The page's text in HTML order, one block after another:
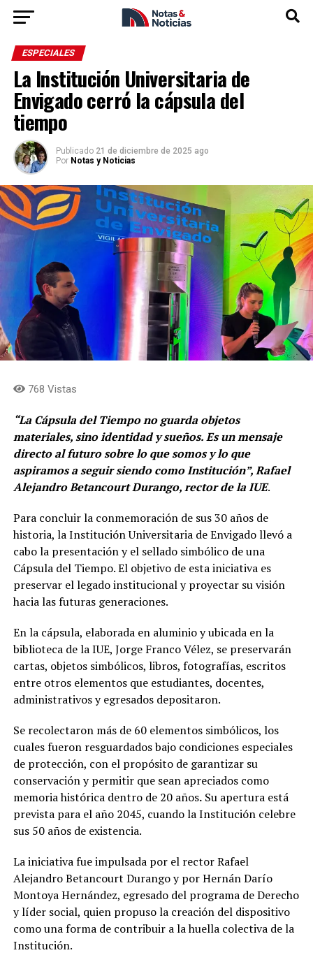
ESPECIALES
La Institución Universitaria de
Envigado cerró la cápsula del
tiempo
Publicado 21 de diciembre de 2025 ago
Por Notas y Noticias
768 Vistas
“La Cápsula del Tiempo no guarda objetos
materiales, sino identidad y sueños. Es un mensaje
directo al futuro sobre lo que somos y lo que
aspiramos a seguir siendo como Institución”, Rafael
Alejandro Betancourt Durango, rector de la IUE.
Para concluir la conmemoración de sus 30 años de
historia, la Institución Universitaria de Envigado llevó a
cabo la presentación y el sellado simbólico de una
Cápsula del Tiempo. El objetivo de esta iniciativa es
preservar el legado institucional y proyectar su visión
hacia las futuras generaciones.
En la cápsula, elaborada en aluminio y ubicada en la
biblioteca de la IUE, Jorge Franco Vélez, se preservarán
cartas, objetos simbólicos, libros, fotografías, escritos
entre otros elementos que estudiantes, docentes,
administrativos y egresados depositaron.
Se recolectaron más de 60 elementos simbólicos, los
cuales fueron resguardados bajo condiciones especiales
de protección, con el propósito de garantizar su
conservación y permitir que sean apreciados como
memoria histórica dentro de 20 años.Su apertura está
prevista para el año 2045, cuando la Institución celebre
sus 50 años de existencia.
La iniciativa fue impulsada por el rector Rafael
Alejandro Betancourt Durango y por Hernán Darío
Montoya Hernández, egresado del programa de Derecho
y líder social, quien propuso la creación del dispositivo
como una forma de contribuir a la huella colectiva de la
Institución.